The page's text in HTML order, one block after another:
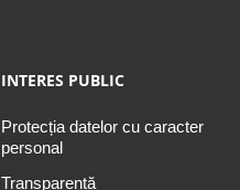
INTERES PUBLIC
Protecția datelor cu caracter
personal
Transparență